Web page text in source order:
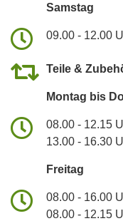
Samstag
09.00 - 12.00
Teile &
Montag bis
08.00 - 12.15
13.00 - 16.30
Freitag
08.00 - 16.00
08.00 - 12.15